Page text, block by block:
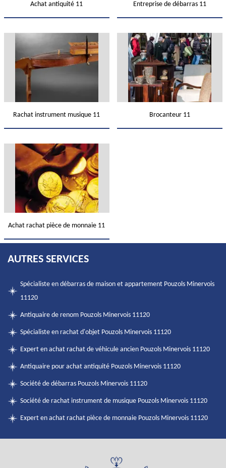
Achat antiquité 11 Entreprise de débarras 11
Rachat instrument musique 11 Brocanteur 11
Achat rachat pièce de monnaie 11
AUTRES SERVICES
Spécialiste en débarras de maison et appartement Pouzols Minervois
11120
Antiquaire de renom Pouzols Minervois 11120
Spécialiste en rachat d'objet Pouzols Minervois 11120
Expert en achat rachat de véhicule ancien Pouzols Minervois 11120
Antiquaire pour achat antiquité Pouzols Minervois 11120
Société de débarras Pouzols Minervois 11120
Société de rachat instrument de musique Pouzols Minervois 11120
Expert en achat rachat pièce de monnaie Pouzols Minervois 11120